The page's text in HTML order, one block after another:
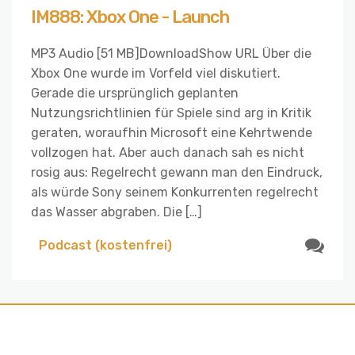
IM888: Xbox One - Launch
MP3 Audio [51 MB]DownloadShow URL Über die
Xbox One wurde im Vorfeld viel diskutiert.
Gerade die ursprünglich geplanten
Nutzungsrichtlinien für Spiele sind arg in Kritik
geraten, woraufhin Microsoft eine Kehrtwende
vollzogen hat. Aber auch danach sah es nicht
rosig aus: Regelrecht gewann man den Eindruck,
als würde Sony seinem Konkurrenten regelrecht
das Wasser abgraben. Die […]
Podcast (kostenfrei)